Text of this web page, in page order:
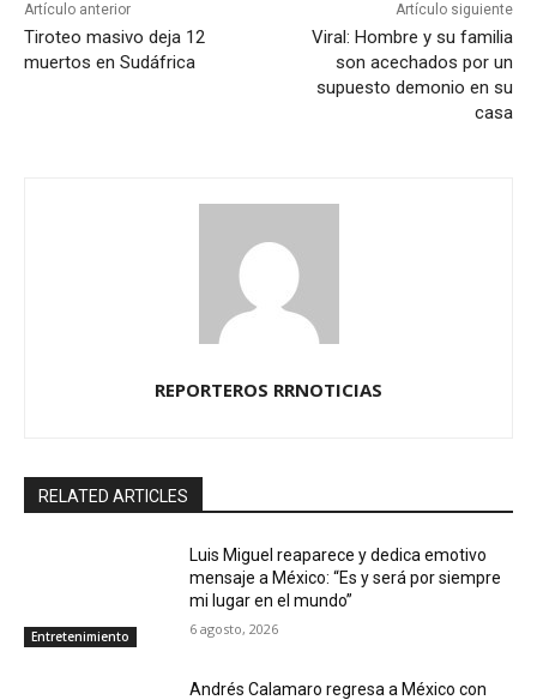
Artículo anterior
Tiroteo masivo deja 12
muertos en Sudáfrica
Artículo siguiente
Viral: Hombre y su familia
son acechados por un
supuesto demonio en su
casa
REPORTEROS RRNOTICIAS
RELATED ARTICLES
Entretenimiento
Luis Miguel reaparece y dedica emotivo
mensaje a México: “Es y será por siempre
mi lugar en el mundo”
6 agosto, 2026
Andrés Calamaro regresa a México con